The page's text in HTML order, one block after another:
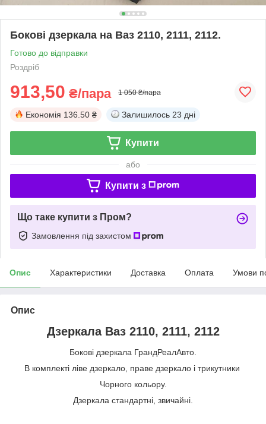
Бокові дзеркала на Ваз 2110, 2111, 2112.
Готово до відправки
Роздріб
913,50 ₴/пара 1 050 ₴/пара
Економія 136.50 ₴ Залишилось 23 дні
Купити
або
Купити з
Що таке купити з Пром?
Замовлення під захистом
Опис Характеристики Доставка Оплата Умови
Опис
Дзеркала Ваз 2110, 2111, 2112
Бокові дзеркала ГрандРеалАвто.
В комплекті ліве дзеркало, праве дзеркало і трикутники
Чорного кольору.
Дзеркала стандартні, звичайні.